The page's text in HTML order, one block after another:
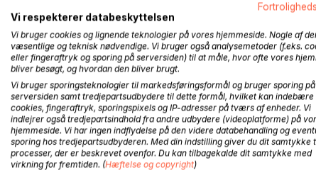
Min bog tilbyder:
- større bevidsthed om egne mønstre
- bedre værktøjer til hensigtsmæssig
- at se sin egen andel i opståede konflikter
- forståelse for, at konflikter og forskellighed er
- større indsigt i de mekanismer, der får os til at
- at tage ansvar for sit eget liv og for sit parforhold
- inspiration til at pleje kærligheden
- at lære dig om dit eget foretrukne
føler sig elsket
Vi respekterer databeskyttelsen
Vi bruger cookies og lignende teknologier på vores hjemmeside. Nogle af
væsentlige og teknisk nødvendige. Vi bruger også analysemetoder (f.eks.
eller fingeraftryk og sporing på serversiden) til at måle, hvor ofte vores
bliver besøgt, og hvordan den bliver brugt.
Vi bruger sporingsteknologier til markedsføringsformål og bruger sporing på
serversiden samt tredjepartsudbydere til dette formål, hvilket kan indebære
cookies, fingeraftryk, sporingspixels og IP-adresser på tværs af enheder. Vi
indlejrer også tredjepartsindhold fra andre udbydere (videoplatforme) på
hjemmeside. Vi har ingen indflydelse på den videre databehandling og
sporing hos tredjepartsudbyderen. Med din indstilling giver du dit samtykke
processer, der er beskrevet ovenfor. Du kan tilbagekalde dit samtykke med
virkning for fremtiden. (Hæftelse og copyright)